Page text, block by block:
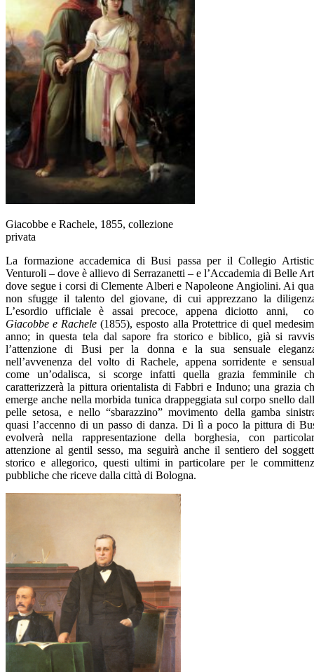
Giacobbe e Rachele, 1855, collezione
privata
La formazione accademica di Busi passa per il Collegio
Venturoli – dove è allievo di Serrazanetti – e l’Accademia di Belle
dove segue i corsi di Clemente Alberi e Napoleone Angiolini. Ai
non sfugge il talento del giovane, di cui apprezzano la
L’esordio ufficiale è assai precoce, appena diciotto anni,
Giacobbe e Rachele(1855), esposto alla Protettrice di quel
anno; in questa tela dal sapore fra storico e biblico, già si
l’attenzione di Busi per la donna e la sua sensuale
nell’avvenenza del volto di Rachele, appena sorridente e
come un’odalisca, si scorge infatti quella grazia femminile
caratterizzerà la pittura orientalista di Fabbri e Induno; una grazia
emerge anche nella morbida tunica drappeggiata sul corpo snello
pelle setosa, e nello “sbarazzino” movimento della gamba
quasi l’accenno di un passo di danza. Di lì a poco la pittura di
evolverà nella rappresentazione della borghesia, con
attenzione al gentil sesso, ma seguirà anche il sentiero del
storico e allegorico, questi ultimi in particolare per le
pubbliche che riceve dalla città di Bologna.